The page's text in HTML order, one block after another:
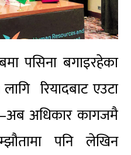
पसिना बगाइरहेका
रियादबाट एउटा
अधिकार कागजमै
पनि लेखिन